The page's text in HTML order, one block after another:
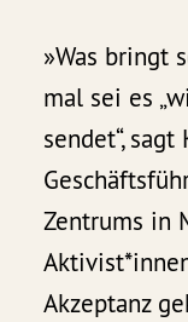
»Was bringt
mal sei es
sendet“,
Zentrums in
Akzeptanz